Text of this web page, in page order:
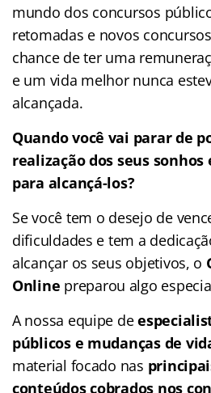
mundo dos concursos
retomadas e novos
chance de ter uma
e um vida melhor nunca
alcançada.
Quando você vai parar de
realização dos seus sonhos
para alcançá-los?
Se você tem o desejo de
dificuldades e tem a
alcançar os seus objetivos, o
Online preparou algo
A nossa equipe de
públicos e mudanças de
material focado nas
conteúdos cobrados nos